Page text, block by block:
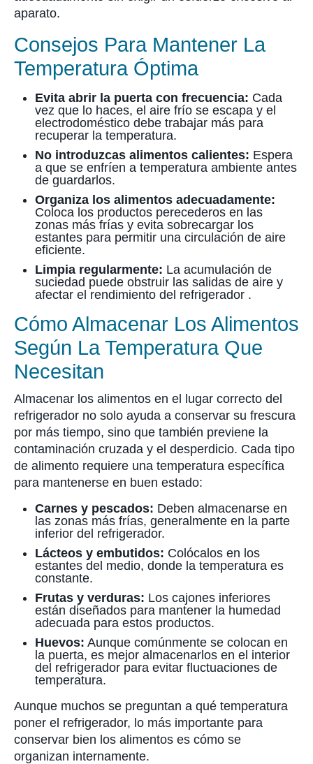
aparato.
Consejos Para Mantener La
Temperatura Óptima
Evita abrir la puerta con frecuencia: Cada
vez que lo haces, el aire frío se escapa y el
electrodoméstico debe trabajar más para
recuperar la temperatura.
No introduzcas alimentos calientes: Espera
a que se enfríen a temperatura ambiente antes
de guardarlos.
Organiza los alimentos adecuadamente:
Coloca los productos perecederos en las
zonas más frías y evita sobrecargar los
estantes para permitir una circulación de aire
eficiente.
Limpia regularmente: La acumulación de
suciedad puede obstruir las salidas de aire y
afectar el rendimiento del refrigerador .
Cómo Almacenar Los Alimentos
Según La Temperatura Que
Necesitan
Almacenar los alimentos en el lugar correcto del
refrigerador no solo ayuda a conservar su frescura
por más tiempo, sino que también previene la
contaminación cruzada y el desperdicio. Cada tipo
de alimento requiere una temperatura específica
para mantenerse en buen estado:
Carnes y pescados: Deben almacenarse en
las zonas más frías, generalmente en la parte
inferior del refrigerador.
Lácteos y embutidos: Colócalos en los
estantes del medio, donde la temperatura es
constante.
Frutas y verduras: Los cajones inferiores
están diseñados para mantener la humedad
adecuada para estos productos.
Huevos: Aunque comúnmente se colocan en
la puerta, es mejor almacenarlos en el interior
del refrigerador para evitar fluctuaciones de
temperatura.
Aunque muchos se preguntan a qué temperatura
poner el refrigerador, lo más importante para
conservar bien los alimentos es cómo se
organizan internamente.